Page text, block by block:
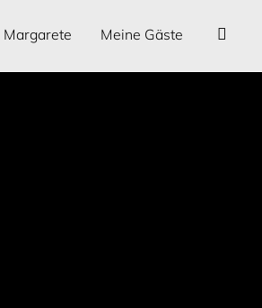
Margarete Meine Gäste